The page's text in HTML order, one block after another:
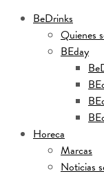
BeDrinks
Quienes
BEday
Horeca
Marcas
Noticias